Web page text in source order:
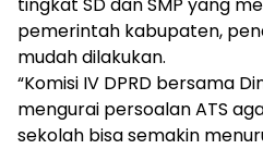
pemerintah kabupaten,
mudah dilakukan.
“Komisi IV DPRD bersama
mengurai persoalan ATS
sekolah bisa semakin